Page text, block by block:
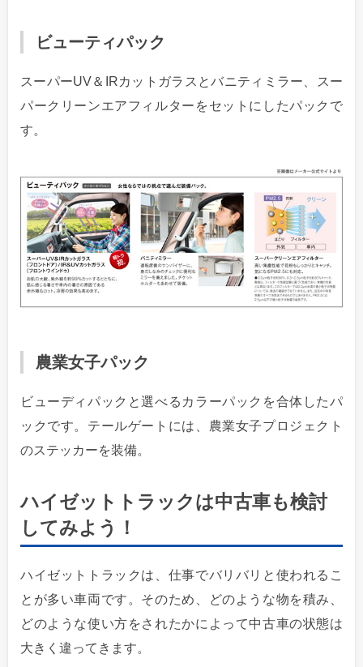
ビューティパック
スーパーUV＆IRカットガラスとバニティミラー、スー
パークリーンエアフィルターをセットにしたパックで
す。
農業女子パック
ビューディパックと選べるカラーパックを合体したパ
ックです。テールゲートには、農業女子プロジェクト
のステッカーを装備。
ハイゼットトラックは中古車も検討
してみよう！
ハイゼットトラックは、仕事でバリバリと使われるこ
とが多い車両です。そのため、どのような物を積み、
どのような使い方をされたかによって中古車の状態は
大きく違ってきます。